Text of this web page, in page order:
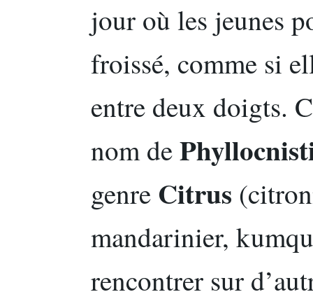
jour où les jeunes
froissé, comme si
entre deux doigts.
nom de
genre Citrus
mandarinier,
rencontrer sur